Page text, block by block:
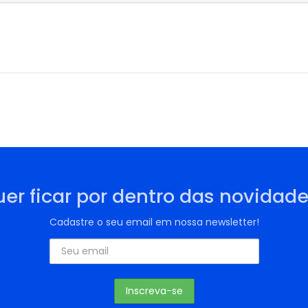
ficar por dentro das
Cadastre o seu email em nossa newsletter!